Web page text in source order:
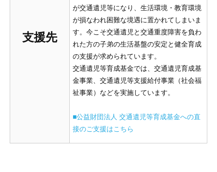
支援先
が交通遺児等になり、生活環境・教育環境
が損なわれ困難な境遇に置かれてしまいま
す。今こそ交通遺児と交通重度障害を負わ
れた方の子弟の生活基盤の安定と健全育成
の支援が求められています。
交通遺児等育成基金では、交通遺児育成基
金事業、交通遺児等支援給付事業（社会福
祉事業）などを実施しています。
■公益財団法人 交通遺児等育成基金への直
接のご支援はこちら